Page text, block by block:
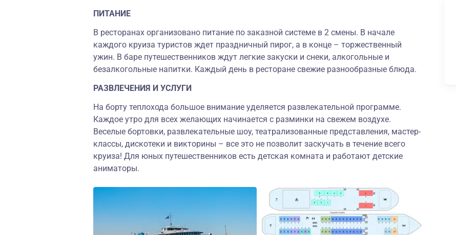
ПИТАНИЕ
В ресторанах организовано питание по заказной системе в 2 смены. В начале
каждого круиза туристов ждет праздничный пирог, а в конце – торжественный
ужин. В баре путешественников ждут легкие закуски и снеки, алкогольные и
безалкогольные напитки. Каждый день в ресторане свежие разнообразные блюда.
РАЗВЛЕЧЕНИЯ И УСЛУГИ
На борту теплохода большое внимание уделяется развлекательной программе.
Каждое утро для всех желающих начинается с разминки на свежем воздухе.
Веселые бортовки, развлекательные шоу, театрализованные представления, мастер-
классы, дискотеки и викторины – все это не позволит заскучать в течение всего
круиза! Для юных путешественников есть детская комната и работают детские
аниматоры.